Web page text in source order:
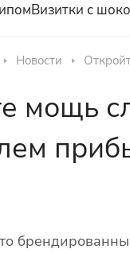
Визитки с
Новости
мощь